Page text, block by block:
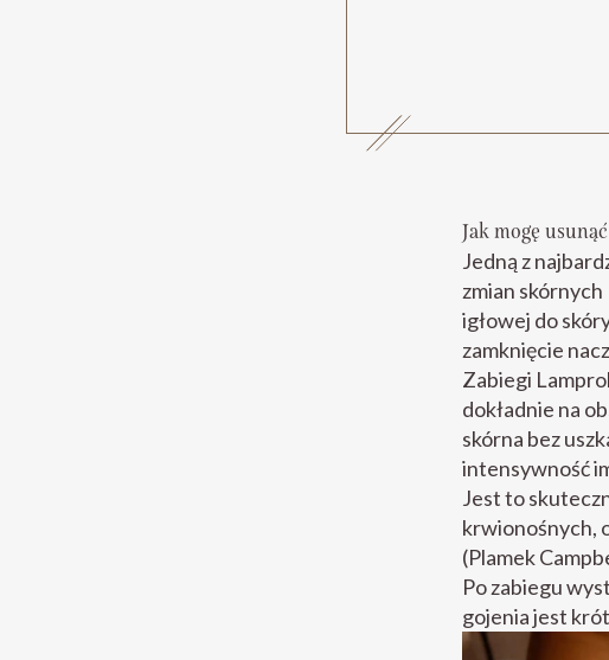
Jak mogę
Jedną z
zmian
igłowej do
zamknięcie
Zabiegi
dokładnie na
skórna bez
intensywność
Jest to
krwionośnych,
(Plamek
Po zabiegu
gojenia jest